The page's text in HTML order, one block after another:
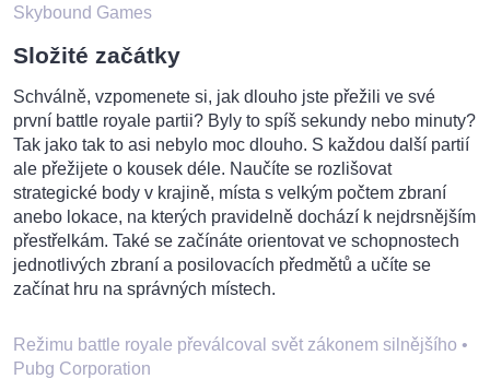
Skybound Games
Složité začátky
Schválně, vzpomenete si, jak dlouho jste přežili ve své
první battle royale partii? Byly to spíš sekundy nebo minuty?
Tak jako tak to asi nebylo moc dlouho. S každou další partií
ale přežijete o kousek déle. Naučíte se rozlišovat
strategické body v krajině, místa s velkým počtem zbraní
anebo lokace, na kterých pravidelně dochází k nejdrsnějším
přestřelkám. Také se začínáte orientovat ve schopnostech
jednotlivých zbraní a posilovacích předmětů a učíte se
začínat hru na správných místech.
Režimu battle royale převálcoval svět zákonem silnějšího •
Pubg Corporation